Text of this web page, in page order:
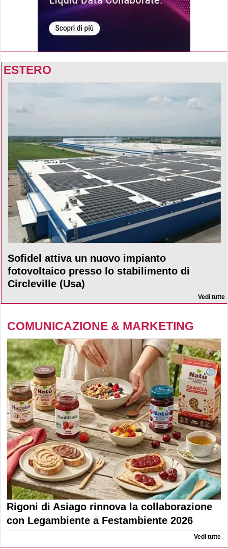
ESTERO
Sofidel attiva un nuovo impianto
fotovoltaico presso lo stabilimento di
Circleville (Usa)
Vedi tutte
COMUNICAZIONE & MARKETING
Rigoni di Asiago rinnova la collaborazione
con Legambiente a Festambiente 2026
Vedi tutte